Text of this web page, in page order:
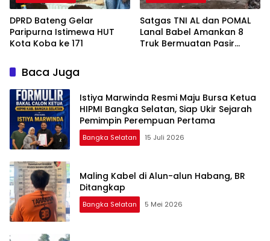
DPRD Bateng Gelar
Paripurna Istimewa HUT
Kota Koba ke 171
Satgas TNI AL dan POMAL
Lanal Babel Amankan 8
Truk Bermuatan Pasir
Baca Juga
Istiya Marwinda Resmi Maju Bursa Ketua
HIPMI Bangka Selatan, Siap Ukir Sejarah
Pemimpin Perempuan Pertama
Bangka Selatan 15 Juli 2026
Maling Kabel di Alun-alun Habang, BR
Ditangkap
Bangka Selatan 5 Mei 2026